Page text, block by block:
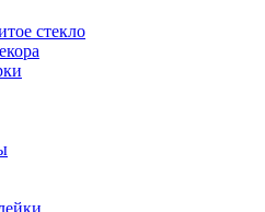
стекло